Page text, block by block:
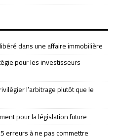
dans une affaire immobilière
pour les investisseurs
l’arbitrage plutôt que le
pour la législation future
erreurs à ne pas commettre